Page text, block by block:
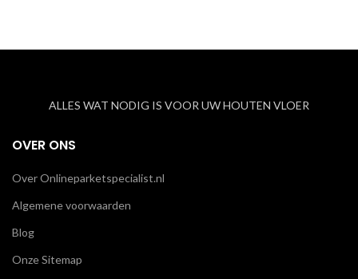
ALLES WAT NODIG IS VOOR UW HOUTEN VLOER
OVER ONS
Over Onlineparketspecialist.nl
Algemene voorwaarden
Blog
Onze Sitemap